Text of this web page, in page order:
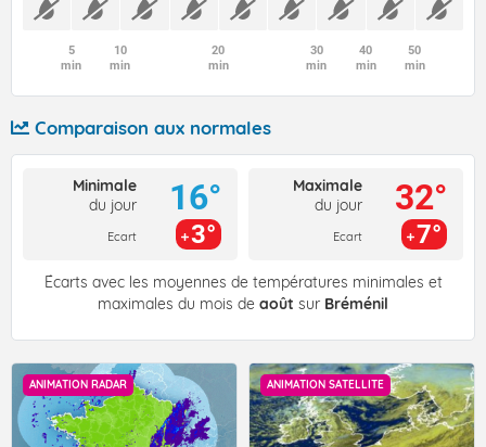
5
min
10
min
20
min
30
min
40
min
50
min
Comparaison aux normales
Minimale
du jour
Ecart
16°
3°
Maximale
du jour
Ecart
32°
7°
Écarts avec les moyennes de températures minimales et
maximales du mois de août sur Bréménil
ANIMATION RADAR ANIMATION SATELLITE